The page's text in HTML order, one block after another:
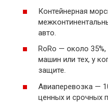
Контейнерная
авто.
RoRo — около
машин или тех, у
защите.
Авиаперевозка —
ценных и срочных